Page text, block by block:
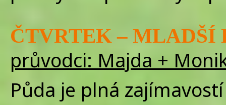
ČTVRTEK – MLADŠÍ
průvodci: Majda +
Půda je plná